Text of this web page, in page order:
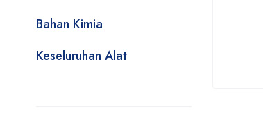
Bahan Kimia
Keseluruhan Alat